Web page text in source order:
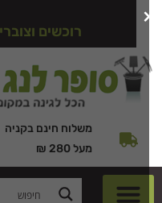
רוכשים
משלוח חינם בקניה
מעל 280 ₪